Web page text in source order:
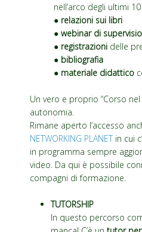
nell’arco degli ultimi
● relazioni sui libri
● webinar di
● registrazioni delle
● bibliografia
● materiale didattico
Un vero e proprio “Corso
autonomia.
Rimane aperto l’accesso
NETWORKING PLANET in cui
in programma sempre
video. Da qui è possibile
compagni di formazione.
TUTORSHIP
In questo percorso